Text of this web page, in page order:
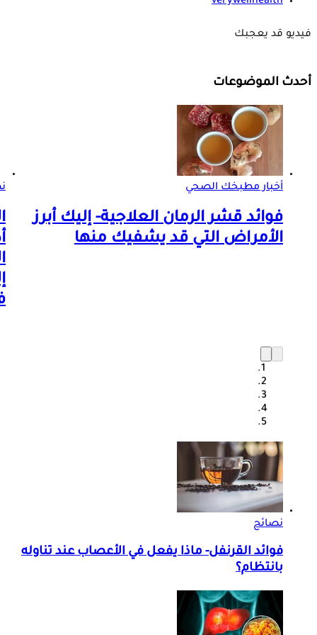
فيديو قد يعجبك
أحدث الموضوعات
أخبار مطبخك الصحي
فوائد قشر الرمان العلاجية- إليك أبرز
الأمراض التي قد يشفيك منها
نصائح
فوائد القرنفل- ماذا يفعل في الأعصاب عند تناوله
بانتظام؟